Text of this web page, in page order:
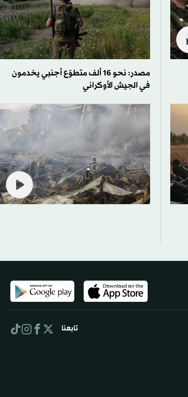
مصدر: نحو 16 ألف متطوّع أجنبي يخدمون
في الجيش الأوكراني
تابعنا